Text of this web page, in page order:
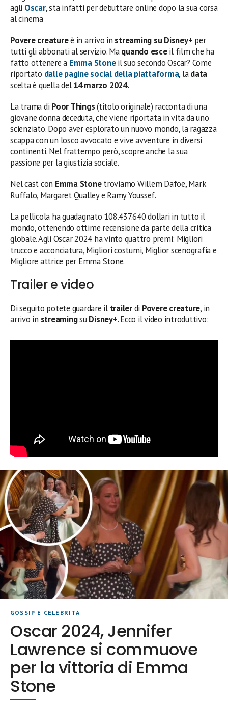
agli Oscar, sta infatti per debuttare online dopo la sua corsa
al cinema
Povere creatureè in arrivo in streaming su Disney+ per
tutti gli abbonati al servizio. Maquando esceil film che ha
fatto ottenere a Emma Stoneil suo secondo Oscar? Come
riportato dalle pagine social della piattaforma, ladata
scelta è quella del14 marzo 2024.
La trama di Poor Things(titolo originale) racconta di una
giovane donna deceduta, che viene riportata in vita da uno
scienziato. Dopo aver esplorato un nuovo mondo, la ragazza
scappa con un losco avvocato e vive avventure in diversi
continenti. Nel frattempo però, scopre anche la sua
passione per la giustizia sociale.
Nel cast con Emma Stonetroviamo Willem Dafoe, Mark
Ruffalo, Margaret Qualley e Ramy Youssef.
La pellicola ha guadagnato 108.437.640 dollari in tutto il
mondo, ottenendo ottime recensione da parte della critica
globale. Agli Oscar 2024 ha vinto quattro premi: Migliori
trucco e acconciatura, Migliori costumi, Miglior scenografia e
Migliore attrice per Emma Stone.
Trailer e video
Di seguito potete guardare il trailerdi Povere creature, in
arrivo in streamingsuDisney+. Ecco il video introduttivo:
GOSSIP E CELEBRITÀ
Oscar 2024, Jennifer
Lawrence si commuove
per la vittoria di Emma
Stone